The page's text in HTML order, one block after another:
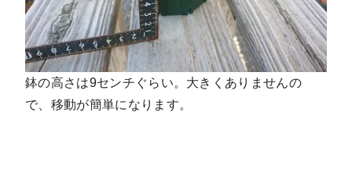
鉢の高さは9センチぐらい。大きくありませんの
で、移動が簡単になります。